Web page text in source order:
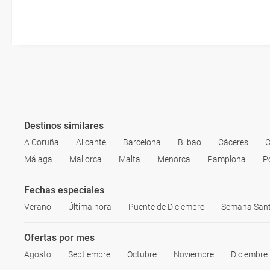
Destinos similares
A Coruña Alicante Barcelona Bilbao Cáceres
Málaga
Mallorca Malta Menorca Pamplona
Fechas especiales
Verano Última hora Puente de Diciembre Semana
Ofertas por mes
Agosto Septiembre Octubre Noviembre Diciembre